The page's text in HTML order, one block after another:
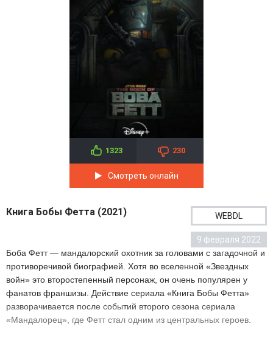
1323 230
Смотреть онлайн
Книга Бобы Фетта (2021) WEBDL
9 февраля 2022
Боба Фетт — мандалорский охотник за головами с загадочной и
противоречивой биографией. Хотя во вселенной «Звездных
войн» это второстепенный персонаж, он очень популярен у
фанатов франшизы. Действие сериала «Книга Бобы Фетта»
разворачивается после событий второго сезона сериала
«Мандалорец», где Фетт стал одним из центральных героев.